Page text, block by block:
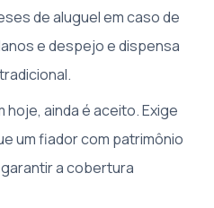
de aluguel em caso de
e despejo e dispensa
hoje, ainda é aceito. Exige
um fiador com patrimônio
a cobertura